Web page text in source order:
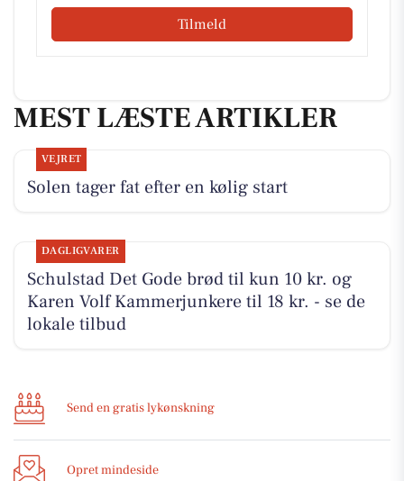
Tilmeld
MEST LÆSTE ARTIKLER
VEJRET
Solen tager fat efter en kølig start
DAGLIGVARER
Schulstad Det Gode brød til kun 10 kr. og
Karen Volf Kammerjunkere til 18 kr. - se de
lokale tilbud
Send en gratis lykønskning
Opret mindeside